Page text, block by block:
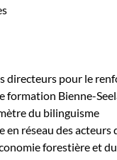
directeurs pour le
formation Bienne-
du bilinguisme
en réseau des
forestière et